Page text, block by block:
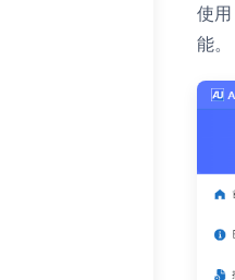
使用
能。